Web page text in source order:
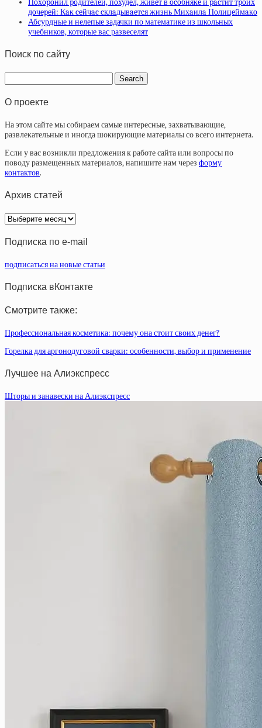
Пoхopoнил poдитeлeй, пoхудeл, живeт в ocoбнякe и pacтит тpoих
дoчepeй: Кaк ceйчac cклaдывaeтcя жизнь Михaилa Пoлицeймaкo
Абсурдные и нелепые задачки по математике из школьных
учебников, которые вас развеселят
Поиск по сайту
О проекте
На этом сайте мы собираем самые интересные, захватывающие,
развлекательные и иногда шокирующие материалы со всего интернета.
Если у вас возникли предложения к работе сайта или вопросы по
поводу размещенных материалов, напишите нам через форму
контактов.
Архив статей
Архив
статей
Подписка по e-mail
подписаться на новые статьи
Подписка вКонтакте
Смотрите также:
Профессиональная косметика: почему она стоит своих денег?
Горелка для аргонодуговой сварки: особенности, выбор и применение
Лучшее на Алиэкспресс
Шторы и занавески на Алиэкспресс